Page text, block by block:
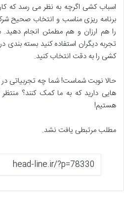
اسباب کشی اگرچه به نظر می رسد که
برنامه ریزی مناسب و انتخاب صحیح
را هم ارزان و هم مطمئن انجام
تجربه دیگران استفاده کنید بسته
کشی را به دقت انتخاب کنید.
حالا نوبت شماست! شما چه تجربیاتی
هایی دارید که به ما کمک کنند؟
هستیم!
مطلب مرتبطی یافت نشد.